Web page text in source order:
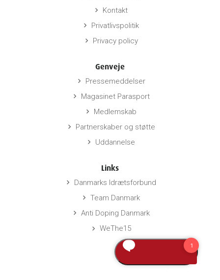
keyboard_arrow_right Kontakt
keyboard_arrow_right Privatlivspolitik
keyboard_arrow_right Privacy policy
Genveje
keyboard_arrow_right Pressemeddelser
keyboard_arrow_right Magasinet Parasport
keyboard_arrow_right Medlemskab
keyboard_arrow_right Partnerskaber og støtte
keyboard_arrow_right Uddannelse
Links
keyboard_arrow_right Danmarks Idrætsforbund
keyboard_arrow_right Team Danmark
keyboard_arrow_right Anti Doping Danmark
keyboard_arrow_right WeThe15